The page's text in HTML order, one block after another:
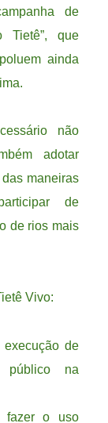
de
Tietê”, que
ainda
não
adotar
maneiras
de
de rios mais
Vivo:
de
público na
fazer o uso